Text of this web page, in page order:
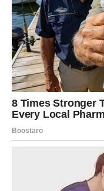
Moguće je da će
lijepu vijest ili da
sve opterećivalo.
razumijevanje
Topla porodična
najvećih izvora vaše
Energija i
Ciganske karte
za sve obaveze koje